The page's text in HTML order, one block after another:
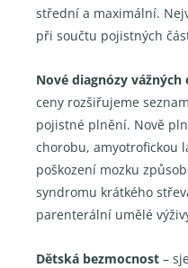
střední a maximální.
při součtu pojistných
Nové diagnózy vážných
ceny rozšiřujeme
pojistné plnění. Nově
chorobu, amyotrofickou
poškození mozku
syndromu krátkého
parenterální umělé
Dětská bezmocnost –